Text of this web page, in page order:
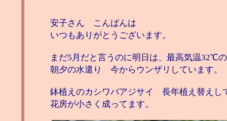
安子さん こんばんは
いつもありがとうございます。
まだ5月だと言うのに明日は、最高気温
朝夕の水遣り 今からウンザリしています。
鉢植えのカシワバアジサイ 長年植え替えし
花房が小さく成ってます。